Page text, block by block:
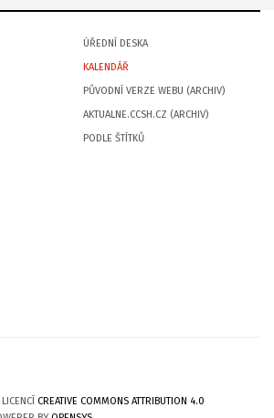
ÚŘEDNÍ DESKA
KALENDÁŘ
PŮVODNÍ VERZE WEBU (ARCHIV)
AKTUALNE.CCSH.CZ (ARCHIV)
PODLE ŠTÍTKŮ
CREATIVE COMMONS ATTRIBUTION 4.0